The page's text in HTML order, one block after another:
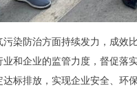
染防治方面持续发力，成效
和企业的监管力度，督促落
标排放，实现企业安全、环